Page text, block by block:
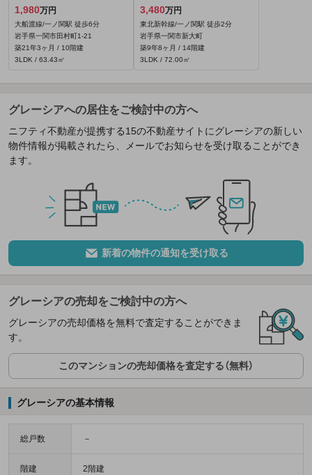
1,980万円
大船渡線/一ノ関駅 徒歩6分
岩手県一関市田村町1-21
築21年3ヶ月 / 10階建
3LDK / 63.43㎡
3,480万円
東北新幹線/一ノ関駅 徒歩2分
岩手県一関市新大町
築9年8ヶ月 / 14階建
3LDK / 72.00㎡
グレーシアへの居住をご検討中の方へ
ニフティ不動産が提携する15の不動産サイトにグレーシアの新しい
物件情報が掲載されたら、メールでお知らせを受け取ることができ
ます。
新着の物件の通知を受け取る
グレーシアの売却をご検討中の方へ
グレーシアの売却価格を無料で査定することができま
す。
このマンションの売却価格を査定する（無料）
グレーシアの基本情報
総戸数 －
階建 2階建